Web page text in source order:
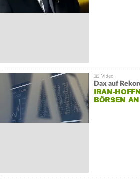
Dax auf
IRAN-
BÖRSEN AN